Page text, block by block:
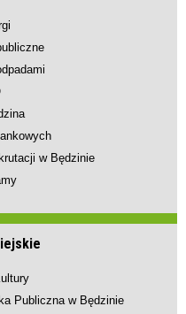
w Będzinie
Publiczna w Będzinie